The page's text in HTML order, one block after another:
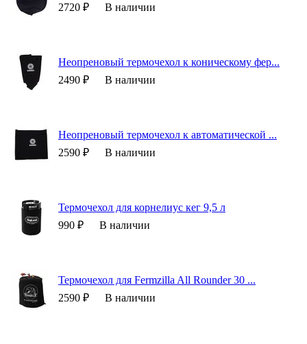
2720 ₽
В наличии
Неопреновый термочехол к коническому фер...
2490 ₽
В наличии
Неопреновый термочехол к автоматической ...
2590 ₽
В наличии
Термочехол для корнелиус кег 9,5 л
990 ₽
В наличии
Термочехол для Fermzilla All Rounder 30 ...
2590 ₽
В наличии